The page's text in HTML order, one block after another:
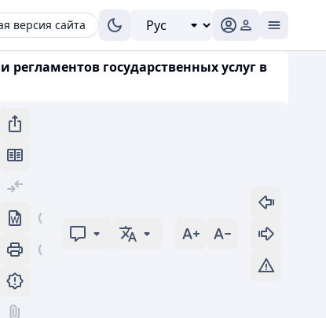
версия сайта
государственных услуг в